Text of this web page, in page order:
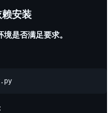
安装
是否满足要求。